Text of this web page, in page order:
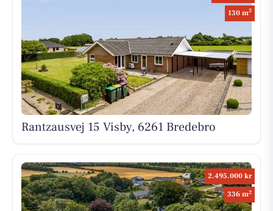
130 m2
Rantzausvej 15 Visby, 6261 Bredebro
2.495.000 kr
336 m2